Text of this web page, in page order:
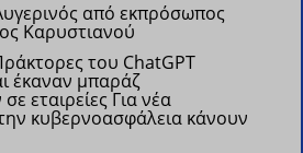
από εκπρόσωπος
Καρυστιανού
του ChatGPT
έκαναν μπαράζ
εταιρείεςΓια νέα
κυβερνοασφάλεια κάνουν